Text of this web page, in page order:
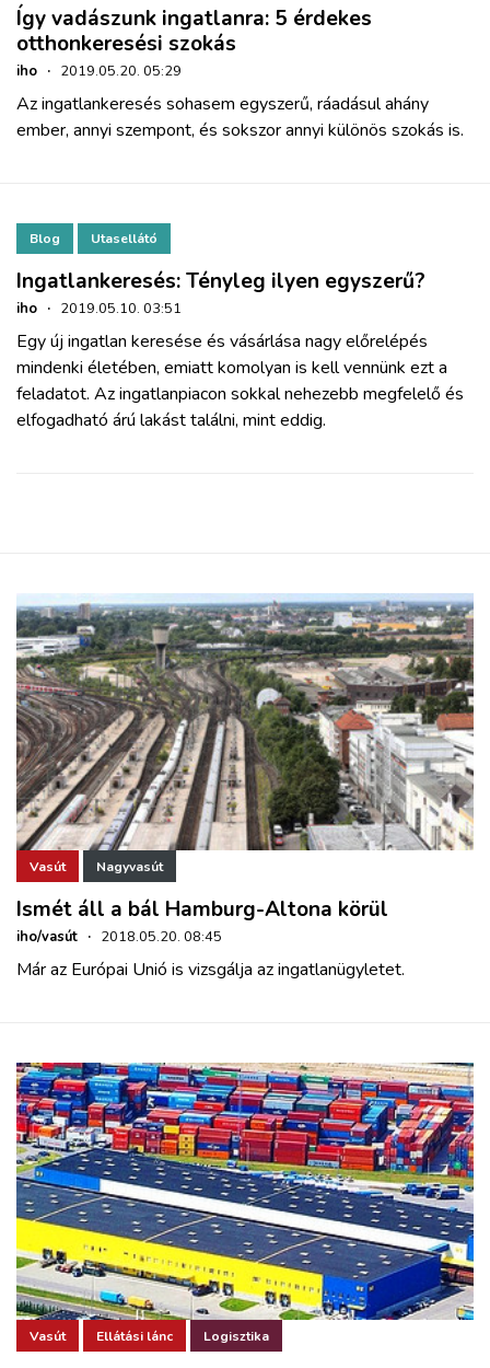
Így vadászunk ingatlanra: 5 érdekes
otthonkeresési szokás
iho · 2019.05.20. 05:29
Az ingatlankeresés sohasem egyszerű, ráadásul ahány
ember, annyi szempont, és sokszor annyi különös szokás is.
Blog Utasellátó
Ingatlankeresés: Tényleg ilyen egyszerű?
iho · 2019.05.10. 03:51
Egy új ingatlan keresése és vásárlása nagy előrelépés
mindenki életében, emiatt komolyan is kell vennünk ezt a
feladatot. Az ingatlanpiacon sokkal nehezebb megfelelő és
elfogadható árú lakást találni, mint eddig.
Vasút Nagyvasút
Ismét áll a bál Hamburg-Altona körül
iho/vasút · 2018.05.20. 08:45
Már az Európai Unió is vizsgálja az ingatlanügyletet.
Vasút Ellátási lánc Logisztika